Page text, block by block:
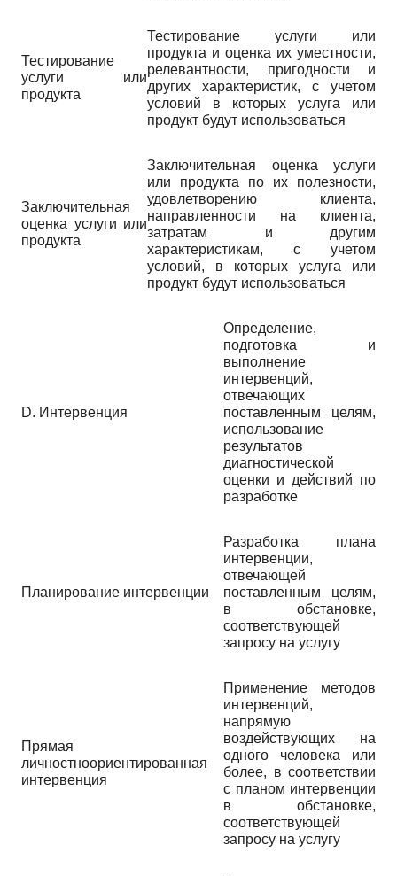
Тестирование
услуги или
продукта
Тестирование услуги или
продукта и оценка их уместности,
релевантности, пригодности и
других характеристик, с учетом
условий в которых услуга или
продукт будут использоваться
Заключительная
оценка услуги или
продукта
Заключительная оценка услуги
или продукта по их полезности,
удовлетворению клиента,
направленности на клиента,
затратам и другим
характеристикам, с учетом
условий, в которых услуга или
продукт будут использоваться
D. Интервенция
Определение,
подготовка и
выполнение
интервенций,
отвечающих
поставленным целям,
использование
результатов
диагностической
оценки и действий по
разработке
Планирование интервенции
Разработка плана
интервенции,
отвечающей
поставленным целям,
в обстановке,
соответствующей
запросу на услугу
Прямая
личностноориентированная
интервенция
Применение методов
интервенций,
напрямую
воздействующих на
одного человека или
более, в соответствии
с планом интервенции
в обстановке,
соответствующей
запросу на услугу